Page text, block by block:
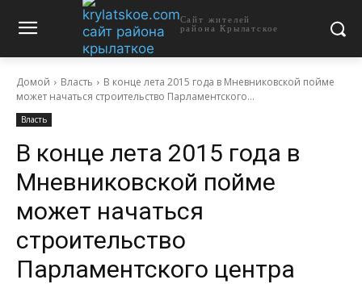
Сайт жителей
района Крылатское
Домой Власть
В конце лета 2015 года в Мневниковской пойме
может начаться строительство Парламентского...
Власть
В конце лета 2015 года в
Мневниковской пойме
может начаться
строительство
Парламентского центра